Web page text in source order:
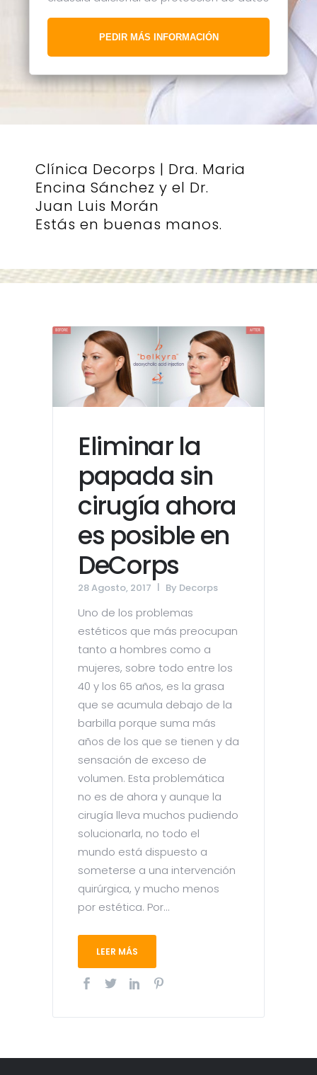
PEDIR MÁS INFORMACIÓN
Clínica Decorps | Dra. Maria
Encina Sánchez y el Dr.
Juan Luis Morán
Estás en buenas manos.
Eliminar la
papada sin
cirugía ahora
es posible en
DeCorps
28 Agosto, 2017 By Decorps
Uno de los problemas
estéticos que más preocupan
tanto a hombres como a
mujeres, sobre todo entre los
40 y los 65 años, es la grasa
que se acumula debajo de la
barbilla porque suma más
años de los que se tienen y da
sensación de exceso de
volumen. Esta problemática
no es de ahora y aunque la
cirugía lleva muchos pudiendo
solucionarla, no todo el
mundo está dispuesto a
someterse a una intervención
quirúrgica, y mucho menos
por estética. Por...
LEER MÁS